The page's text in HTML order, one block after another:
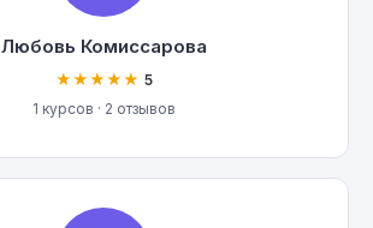
Любовь Комиссарова
★★★★★ 5
1 курсов · 2 отзывов